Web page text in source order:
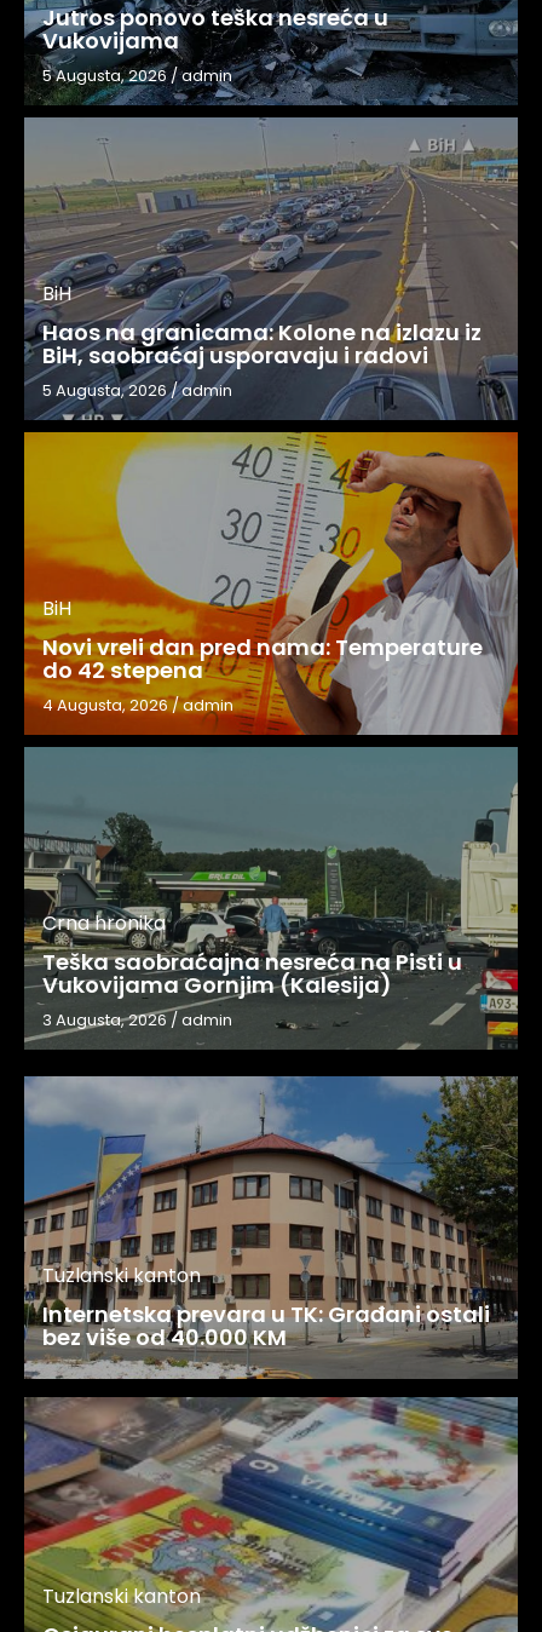
Jutros ponovo teška nesreća u
Vukovijama
5 Augusta, 2026/admin
BiH
Haos na granicama: Kolone na izlazu iz
BiH, saobraćaj usporavaju i radovi
5 Augusta, 2026/admin
BiH
Novi vreli dan pred nama: Temperature
do 42 stepena
4 Augusta, 2026/admin
Crna hronika
Teška saobraćajna nesreća na Pisti u
Vukovijama Gornjim (Kalesija)
3 Augusta, 2026/admin
Tuzlanski kanton
Internetska prevara u TK: Građani ostali
bez više od 40.000 KM
Tuzlanski kanton